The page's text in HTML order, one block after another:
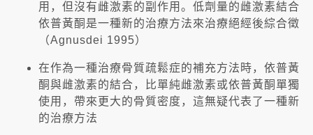
用，但沒有雌激素的副作用。低劑量的雌激素結合
依普黃酮是一種新的治療方法來治療絕經後綜合徵
（Agnusdei 1995）
在作為一種治療骨質疏鬆症的補充方法時，依普黃
酮與雌激素的結合，比單純雌激素或依普黃酮單獨
使用，帶來更大的骨質密度，這無疑代表了一種新
的治療方法